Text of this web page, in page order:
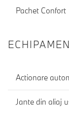
Pachet Confort
Actionare
Jante din aliaj